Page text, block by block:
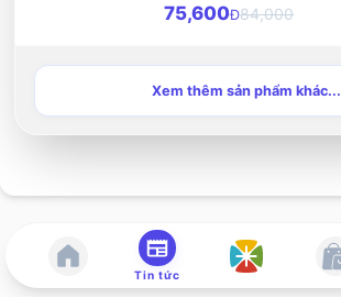
75,600Đ84,000
Xem thêm sản phẩm khác...
Tin tức